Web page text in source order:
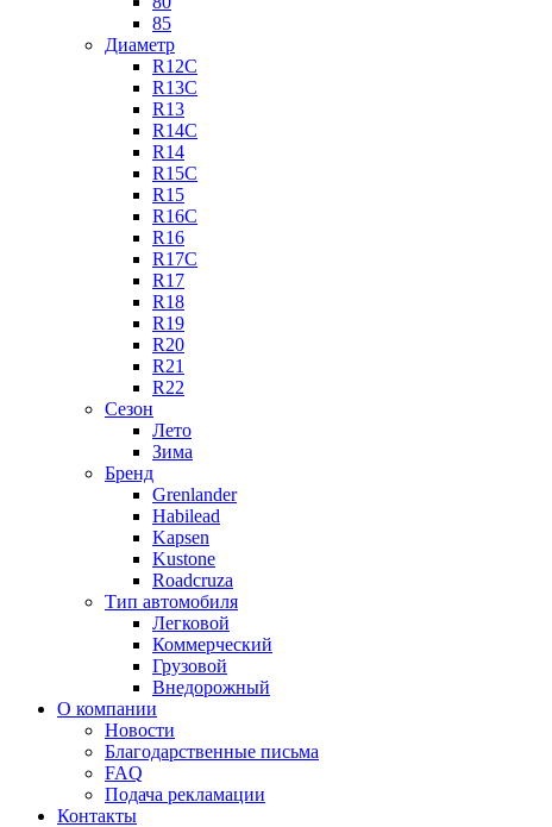
85
Диаметр
R12C
R13C
R13
R14C
R14
R15C
R15
R16C
R16
R17C
R17
R18
R19
R20
R21
R22
Сезон
Лето
Зима
Бренд
Grenlander
Habilead
Kapsen
Kustone
Roadcruza
Тип автомобиля
Легковой
Коммерческий
Грузовой
Внедорожный
О компании
Новости
Благодарственные письма
FAQ
Подача рекламации
Контакты